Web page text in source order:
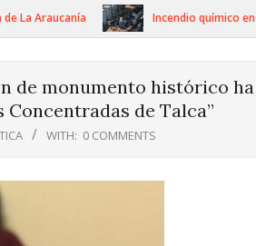
Araucanía Incendio químico en
de monumento histórico ha
de Talca”
WITH: 0 COMMENTS